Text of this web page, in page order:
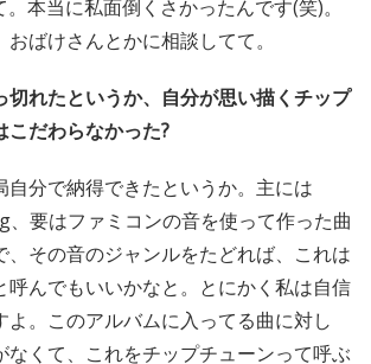
本当に私面倒くさかったんです(笑)。
ばけさんとかに相談してて。
れたというか、自分が思い描くチップ
こだわらなかった?
自分で納得できたというか。主には
要はファミコンの音を使って作った曲
、その音のジャンルをたどれば、これは
呼んでもいいかなと。とにかく私は自信
よ。このアルバムに入ってる曲に対し
なくて、これをチップチューンって呼ぶ